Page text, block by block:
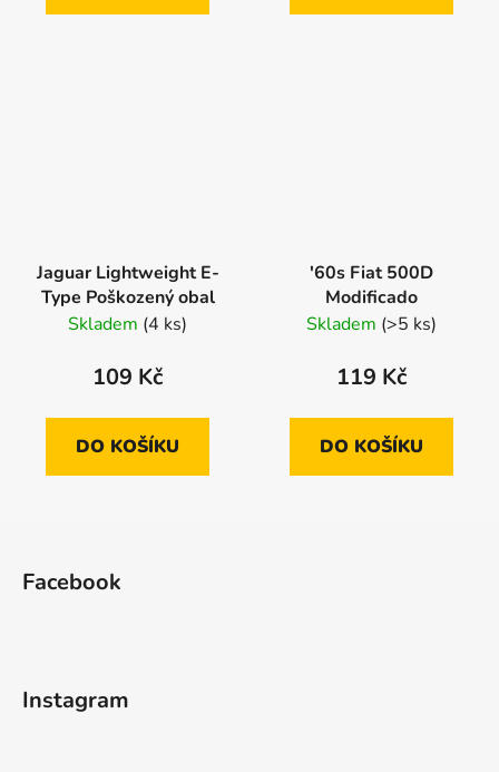
Jaguar Lightweight E-
Type Poškozený obal
Skladem (4 ks)
109 Kč
DO KOŠÍKU
'60s Fiat 500D
Modificado
Skladem (>5 ks)
119 Kč
DO KOŠÍKU
Facebook
Instagram